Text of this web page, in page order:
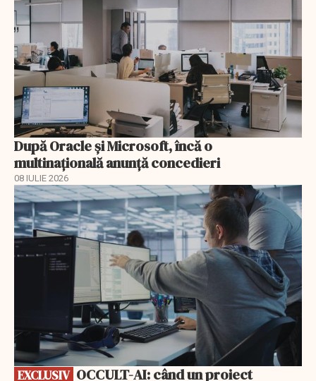
După Oracle şi Microsoft, încă o
multinaţională anunţă concedieri
08 IULIE 2026
EXCLUSIV
EXCLUSIV